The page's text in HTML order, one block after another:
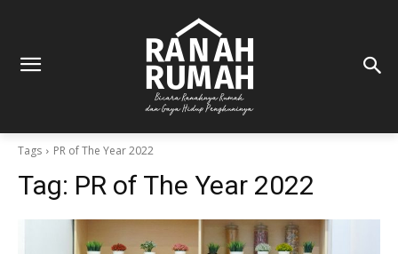
Tags PR of The Year 2022
Tag: PR of The Year 2022